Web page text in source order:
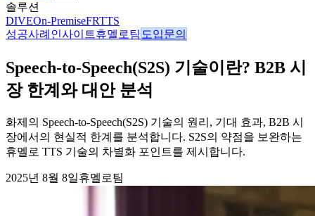
솔루션
DIVEOn-PremiseFRTTS
성공사례 인사이트휴멜로팀 도입문의
Speech-to-Speech(S2S) 기술이란? B2B 시
장 한계와 대안 분석
화제의 Speech-to-Speech(S2S) 기술의 원리, 기대 효과, B2B 시
장에서의 현실적 한계를 분석합니다. S2S의 약점을 보완하는
휴멜로 TTS 기술의 차별화 포인트를 제시합니다.
2025년 8월 8일휴멜로팀